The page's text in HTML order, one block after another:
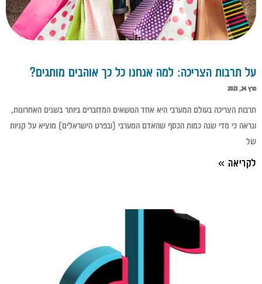
על תרבות הצריכה: למה אנחנו כל כך אוהבים מותגים?
מרץ 24, 2023
תרבות הצריכה בעולם המערבי היא אחד הנושאים המדוברים ביותר בשנים האחרונות,
ונראה כי מדי שנה כמות הכסף שהאדם המערבי (ובפרט הישראלים) מוציא על קניות
של
לקריאה »